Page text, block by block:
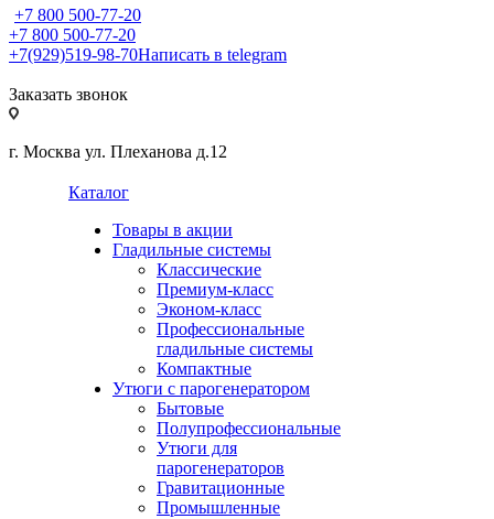
+7 800 500-77-20
+7 800 500-77-20
+7(929)519-98-70Написать в telegram
Заказать звонок
г. Москва ул. Плеханова д.12
Каталог
Товары в акции
Гладильные системы
Классические
Премиум-класс
Эконом-класс
Профессиональные
гладильные системы
Компактные
Утюги с парогенератором
Бытовые
Полупрофессиональные
Утюги для
парогенераторов
Гравитационные
Промышленные